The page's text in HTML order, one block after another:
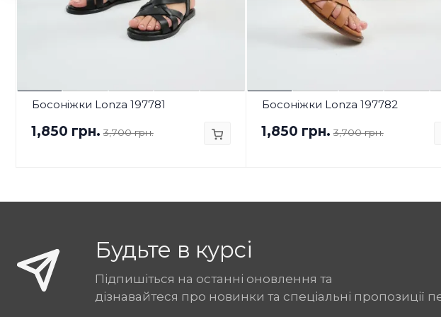
Босоніжки Lonza 197781
1,850 грн. 3,700 грн.
Босоніжки Lonza 197782
1,850 грн. 3,700 грн.
Будьте в курсі
Підпишіться на останні оновлення та
дізнавайтеся про новинки та спеціальні пропозиції